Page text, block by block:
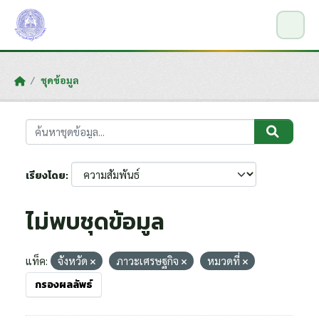
Skip to main content
ชุดข้อมูล
เรียงโดย
ไม่พบชุดข้อมูล
แท็ค: จังหวัด ภาวะเศรษฐกิจ หมวดที่
กรองผลลัพธ์